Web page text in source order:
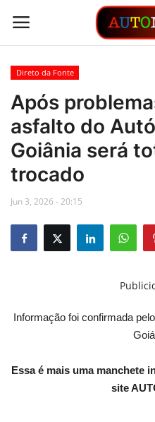
Login
Contato
Links
Busca Direta
Automóveis
Direto da Fonte
Após
asfalto do
Goiânia será
trocado
Jun 3, 2026 - 20:15
Informação foi confirmada
Essa é mais uma manchete
site